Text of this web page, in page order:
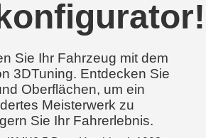
Sie Ihr Fahrzeug mit dem
3DTuning. Entdecken Sie
Oberflächen, um ein
Meisterwerk zu
Sie Ihr Fahrerlebnis.